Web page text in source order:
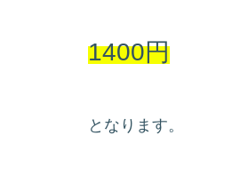
1400円
となります。